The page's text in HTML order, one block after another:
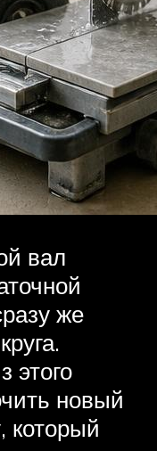
вал
же
этого
новый
который